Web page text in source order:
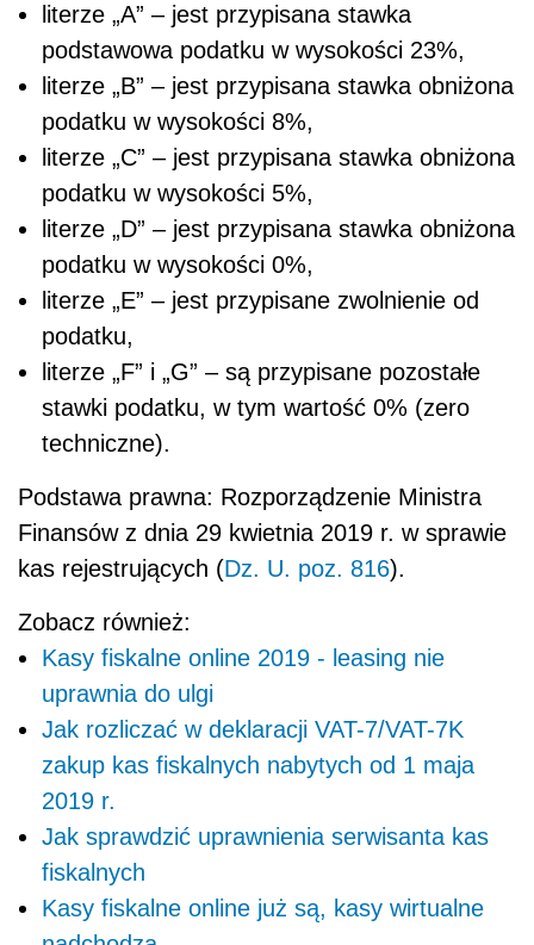
literze „A” – jest przypisana stawka
podstawowa podatku w wysokości 23%,
literze „B” – jest przypisana stawka obniżona
podatku w wysokości 8%,
literze „C” – jest przypisana stawka obniżona
podatku w wysokości 5%,
literze „D” – jest przypisana stawka obniżona
podatku w wysokości 0%,
literze „E” – jest przypisane zwolnienie od
podatku,
literze „F” i „G” – są przypisane pozostałe
stawki podatku, w tym wartość 0% (zero
techniczne).
Podstawa prawna: Rozporządzenie Ministra
Finansów z dnia 29 kwietnia 2019 r. w sprawie
kas rejestrujących (Dz. U. poz. 816).
Zobacz również:
Kasy fiskalne online 2019 - leasing nie
uprawnia do ulgi
Jak rozliczać w deklaracji VAT-7/VAT-7K
zakup kas fiskalnych nabytych od 1 maja
2019 r.
Jak sprawdzić uprawnienia serwisanta kas
fiskalnych
Kasy fiskalne online już są, kasy wirtualne